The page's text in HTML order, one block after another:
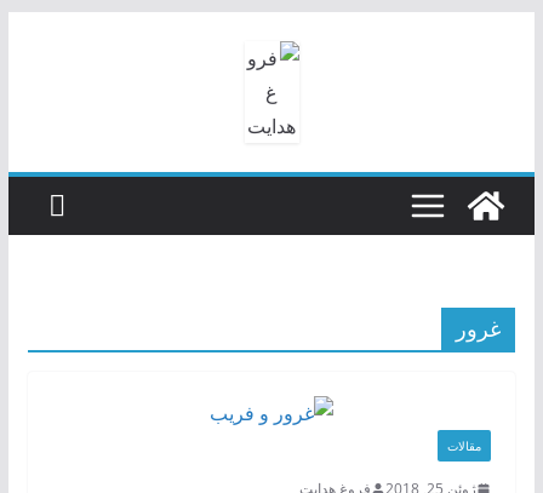
غرور
مقالات
ژوئن 25, 2018 فروغ هدایت